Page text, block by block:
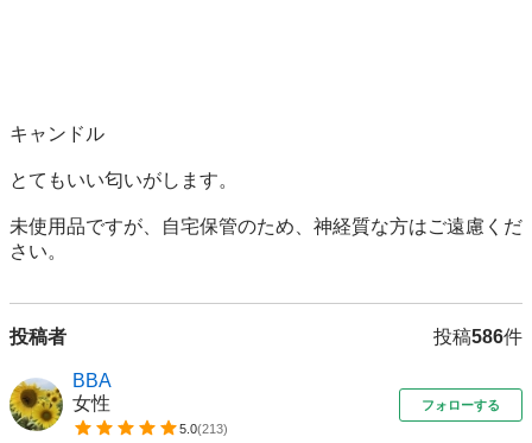
キャンドル
とてもいい匂いがします。
未使用品ですが、自宅保管のため、神経質な方はご遠慮くだ
さい。
投稿者 投稿586件
BBA
女性
5.0(213)
フォローする